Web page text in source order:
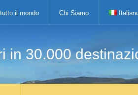
il mondo Chi Siamo
in 30.000